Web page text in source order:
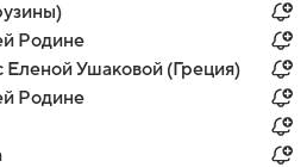
Родине
Еленой Ушаковой (Греция)
Родине